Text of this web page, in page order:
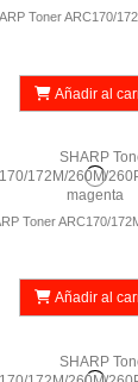
Toner ARC170/
Añadir al
Toner ARC170/
Añadir al